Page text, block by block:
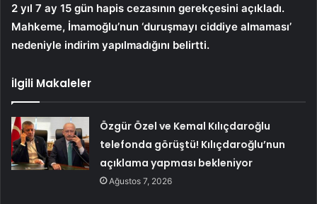
2 yıl 7 ay 15 gün hapis cezasının gerekçesini açıkladı.
Mahkeme, İmamoğlu’nun ‘duruşmayı ciddiye almaması’
nedeniyle indirim yapılmadığını belirtti.
İlgili Makaleler
Özgür Özel ve Kemal Kılıçdaroğlu
telefonda görüştü! Kılıçdaroğlu’nun
açıklama yapması bekleniyor
Ağustos 7, 2026